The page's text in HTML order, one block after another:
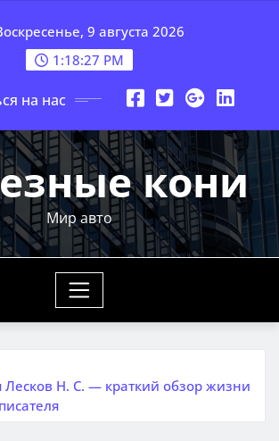
9 августа 2026
1:18:28 PM
на нас
кони
Мир авто
Лесков Н. С. — краткий обзор жизни